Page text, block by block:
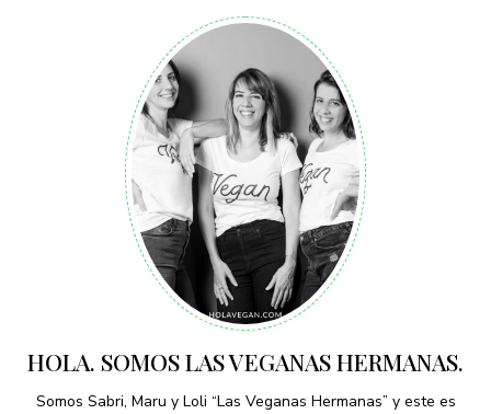
HOLA. SOMOS LAS VEGANAS HERMANAS.
Somos Sabri, Maru y Loli “Las Veganas Hermanas” y este es